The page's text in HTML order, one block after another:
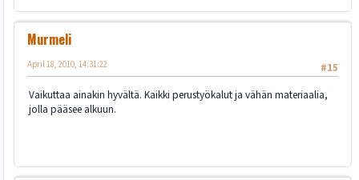
Murmeli
#15
April 18, 2010, 14:31:22
Vaikuttaa ainakin hyvältä. Kaikki perustyökalut ja vähän materiaalia,
jolla pääsee alkuun.